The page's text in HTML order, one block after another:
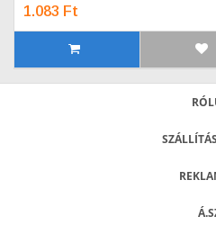
1.083 Ft